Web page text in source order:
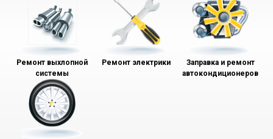
Ремонт выхлопной
системы
Ремонт электрики
Заправка и ремонт
автокондиционеров